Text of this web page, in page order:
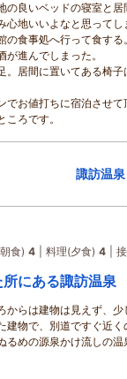
の良いベッドの寝室と
心地いいよなと思ってし
の食事処へ行って食す
進んでしまった。
。居間に置いてある椅
でお値打ちに宿泊させ
ろです。
諏訪温泉
食) 4 料理(夕食) 4
にある諏訪温泉
からは建物は見えず、
建物で、別道ですぐ近く
めの源泉かけ流しの温